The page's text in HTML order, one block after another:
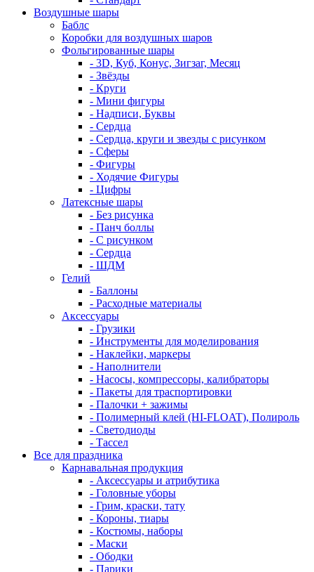
Воздушные шары
Баблс
Коробки для воздушных шаров
Фольгированные шары
- 3D, Куб, Конус, Зигзаг, Месяц
- Звёзды
- Круги
- Мини фигуры
- Надписи, Буквы
- Сердца
- Сердца, круги и звезды с рисунком
- Сферы
- Фигуры
- Ходячие Фигуры
- Цифры
Латексные шары
- Без рисунка
- Панч боллы
- С рисунком
- Сердца
- ШДМ
Гелий
- Баллоны
- Расходные материалы
Аксессуары
- Грузики
- Инструменты для моделирования
- Наклейки, маркеры
- Наполнители
- Насосы, компрессоры, калибраторы
- Пакеты для траспортировки
- Палочки + зажимы
- Полимерный клей (HI-FLOAT), Полироль
- Светодиоды
- Тассел
Все для праздника
Карнавальная продукция
- Аксессуары и атрибутика
- Головные уборы
- Грим, краски, тату
- Короны, тиары
- Костюмы, наборы
- Маски
- Ободки
- Парики